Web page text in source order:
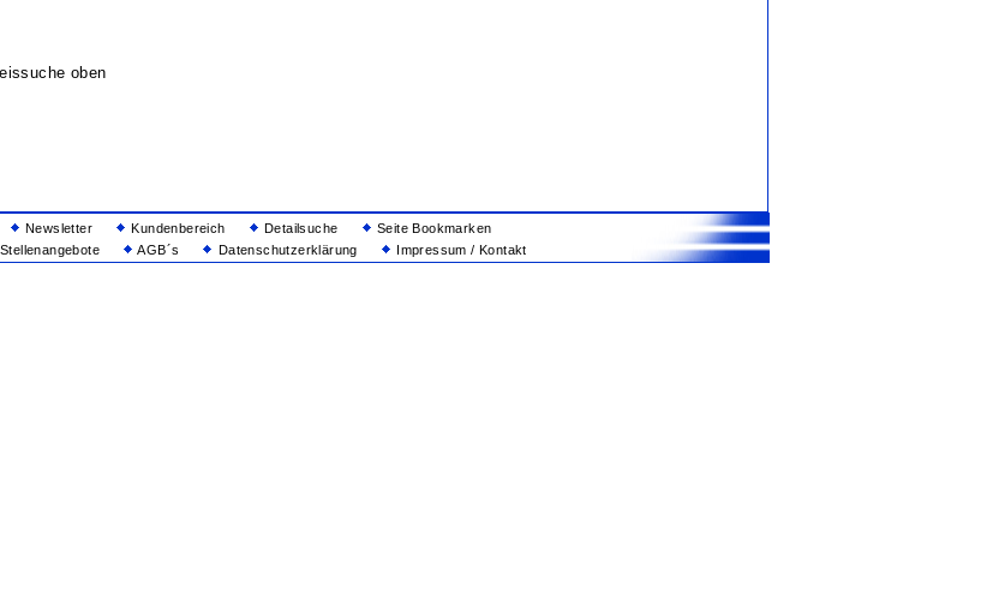
oben
Newsletter Kundenbereich Detailsuche
Seite Bookmarken
Stellenangebote AGB´s Datenschutzerklärung Impressum / Kontakt